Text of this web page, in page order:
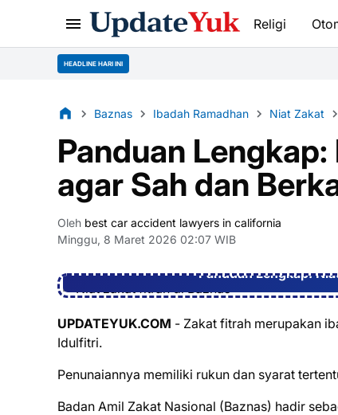
Religi
HEADLINE HARI INI
Baznas Ibadah Ramadhan Niat Zakat
Panduan
agar Sah dan
Oleh best car accident lawyers in california
Minggu, 8 Maret 2026 02:07 WIB
Panduan Lengkap:
UPDATEYUK.COM - Zakat fitrah merupakan
Idulfitri.
Penunaiannya memiliki rukun dan syarat
Badan Amil Zakat Nasional (Baznas) hadir